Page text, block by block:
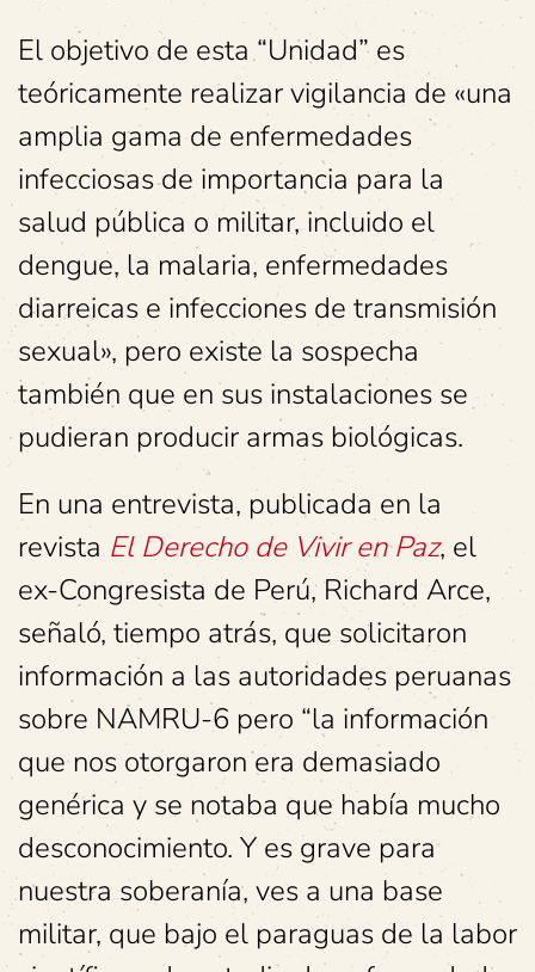
El objetivo de esta “Unidad” es
teóricamente realizar vigilancia de «una
amplia gama de enfermedades
infecciosas de importancia para la
salud pública o militar, incluido el
dengue, la malaria, enfermedades
diarreicas e infecciones de transmisión
sexual», pero existe la sospecha
también que en sus instalaciones se
pudieran producir armas biológicas.
En una entrevista, publicada en la
revista El Derecho de Vivir en Paz, el
ex-Congresista de Perú, Richard Arce,
señaló, tiempo atrás, que solicitaron
información a las autoridades peruanas
sobre NAMRU-6 pero “la información
que nos otorgaron era demasiado
genérica y se notaba que había mucho
desconocimiento. Y es grave para
nuestra soberanía, ves a una base
militar, que bajo el paraguas de la labor